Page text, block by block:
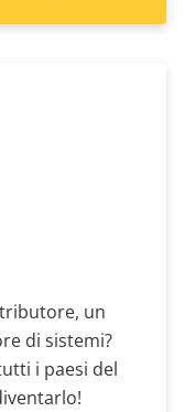
un
di sistemi?
i paesi del